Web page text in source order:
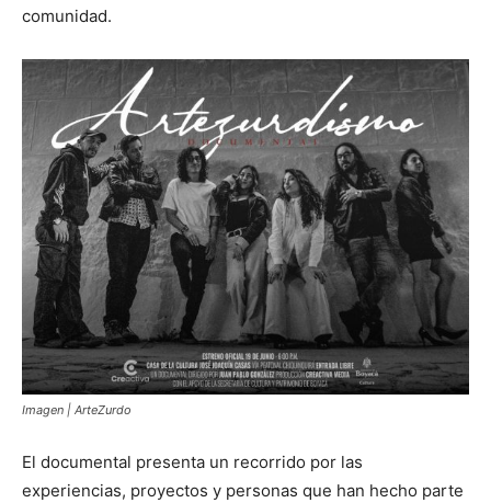
comunidad.
Imagen | ArteZurdo
El documental presenta un recorrido por las
experiencias, proyectos y personas que han hecho parte